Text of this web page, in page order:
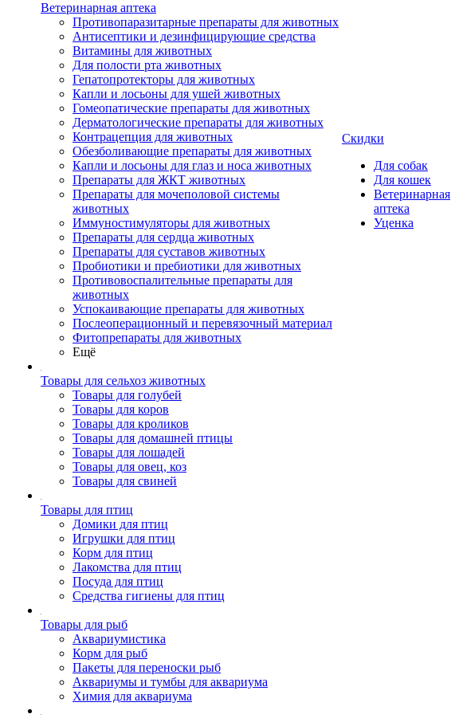
Ветеринарная аптека
Противопаразитарные препараты для животных
Антисептики и дезинфицирующие средства
Витамины для животных
Для полости рта животных
Гепатопротекторы для животных
Капли и лосьоны для ушей животных
Гомеопатические препараты для животных
Дерматологические препараты для животных
Контрацепция для животных
Обезболивающие препараты для животных
Капли и лосьоны для глаз и носа животных
Препараты для ЖКТ животных
Препараты для мочеполовой системы
животных
Иммуностимуляторы для животных
Препараты для сердца животных
Препараты для суставов животных
Пробиотики и пребиотики для животных
Противовоспалительные препараты для
животных
Успокаивающие препараты для животных
Послеоперационный и перевязочный материал
Фитопрепараты для животных
Ещё
Товары для сельхоз животных
Товары для голубей
Товары для коров
Товары для кроликов
Товары для домашней птицы
Товары для лошадей
Товары для овец, коз
Товары для свиней
Товары для птиц
Домики для птиц
Игрушки для птиц
Корм для птиц
Лакомства для птиц
Посуда для птиц
Средства гигиены для птиц
Товары для рыб
Аквариумистика
Корм для рыб
Пакеты для переноски рыб
Аквариумы и тумбы для аквариума
Химия для аквариума
Скидки
Для собак
Для кошек
Ветеринарная
аптека
Уценка